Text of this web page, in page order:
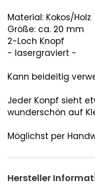
Material: Kokos/Holz
Größe: ca. 20 mm
2-Loch Knopf
- lasergraviert -
Kann beideitig
Jeder Konpf sieht
wunderschön auf
Möglichst per
Hersteller